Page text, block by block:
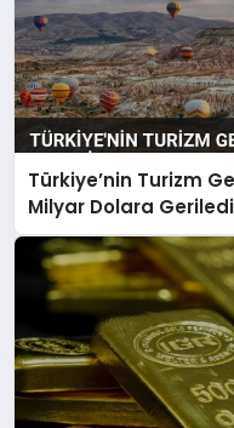
Türkiye’nin Turizm
Milyar Dolara Geriledi